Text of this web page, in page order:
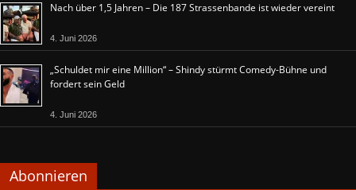
Nach über 1,5 Jahren – Die 187 Strassenbande ist wieder vereint
4. Juni 2026
„Schuldet mir eine Million“ – Shindy stürmt Comedy-Bühne und
fordert sein Geld
4. Juni 2026
Abonnieren